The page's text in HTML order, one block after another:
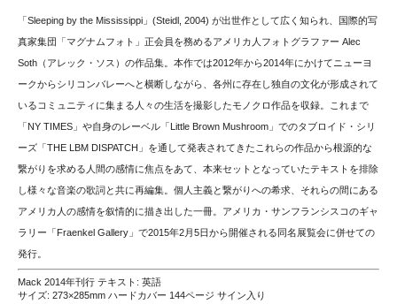
「Sleeping by the Mississippi」(Steidl, 2004) が出世作として広く知られ、国際的写
真家集団「マグナムフォト」正会員を務めるアメリカ人フォトグラファー Alec
Soth（アレック・ソス）の作品集。本作では2012年から2014年にかけてニューヨ
ークからシリコンバレーへと横断しながら、各州に存在し独自の文化が形成されて
いるコミュニティに集まる人々の生活を撮影したモノクロ作品を収録。これまで
「NY TIMES」や自身のレーベル「Little Brown Mushroom」でのタブロイド・シリ
ーズ「THE LBM DISPATCH」を通して発表されてきたこれらの作品から根源的な
繋がりを求める人間の感情に焦点をあて、本来セットとなっていたテキストを排除
し様々な音楽の歌詞と共に再編集。個人主義と繋がりへの希求、それらの間にある
アメリカ人の感情を叙情的に描き出した一冊。アメリカ・サンフランシスコのギャ
ラリー「Fraenkel Gallery」で2015年2月5日から開催される同名展覧会に併せての
発行。
Mack 2014年刊行 テキスト: 英語
サイズ: 273×285mm ハードカバー 144ページ サイン入り